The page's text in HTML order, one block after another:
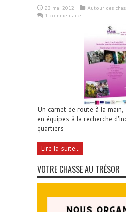
23 mai 2012
Autour des
1 commentaire
Un carnet de route à la
en équipes à la recherche
quartiers
Lire la suite...
VOTRE CHASSE AU TRÉSOR